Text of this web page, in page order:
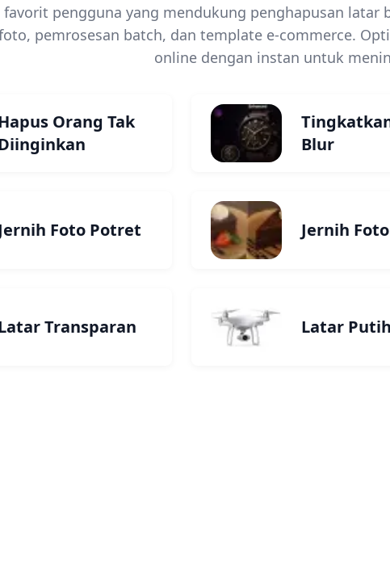
pengguna yang mendukung penghapusan latar
pemrosesan batch, dan template e-commerce.
online dengan instan untuk
Orang Tak
Blur
Foto Potret Jernih
Transparan Latar Putih